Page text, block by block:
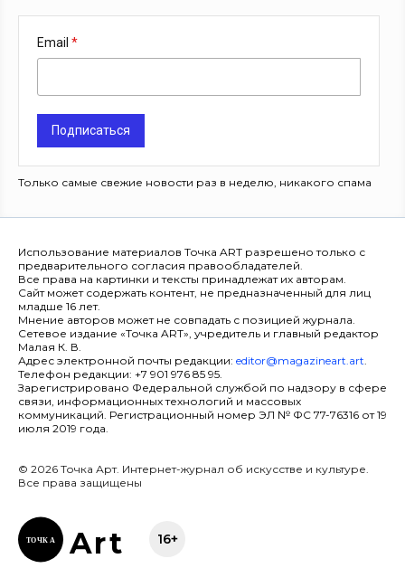
Email
Подписаться
Только самые свежие новости раз в неделю, никакого спама
Использование материалов Точка ART разрешено только с
предварительного согласия правообладателей.
Все права на картинки и тексты принадлежат их авторам.
Сайт может содержать контент, не предназначенный для лиц
младше 16 лет.
Мнение авторов может не совпадать с позицией журнала.
Сетевое издание «Точка ART», учредитель и главный редактор
Малая К. В.
Адрес электронной почты редакции: editor@magazineart.art.
Телефон редакции: +7 901 976 85 95.
Зарегистрировано Федеральной службой по надзору в сфере
связи, информационных технологий и массовых
коммуникаций. Регистрационный номер ЭЛ № ФС 77-76316 от 19
июля 2019 года.
© 2026 Точка Арт. Интернет-журнал об искусстве и культуре.
Все права защищены
ТОЧК А Art 16+